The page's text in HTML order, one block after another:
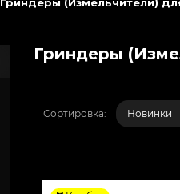
Гриндеры
Сортировка: Новинки